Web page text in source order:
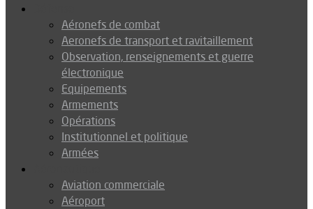
Aéronefs de combat
Aeronefs de transport et ravitaillement
Observation, renseignements et guerre
électronique
Equipements
Armements
Opérations
Institutionnel et politique
Armées
Aviation commerciale
Aéroport